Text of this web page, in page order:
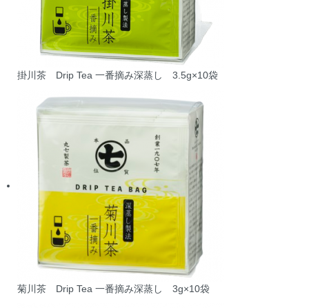
掛川茶 Drip Tea 一番摘み深蒸し 3.5g×10袋
菊川茶 Drip Tea 一番摘み深蒸し 3g×10袋